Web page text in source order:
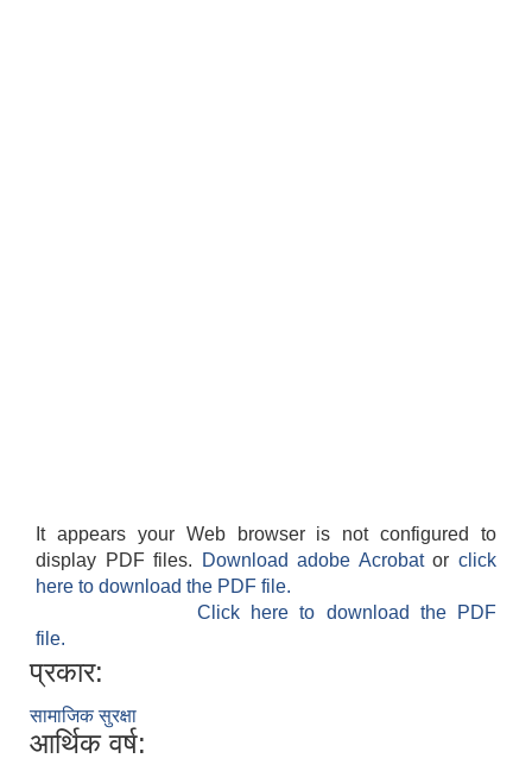
It appears your Web browser is not configured to
display PDF files.
Download adobe Acrobatorclick
here to download the PDF file.
Click here to download the PDF
file.
प्रकार:
सामाजिक सुरक्षा
आर्थिक वर्ष: